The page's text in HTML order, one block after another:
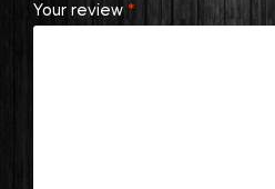
Your review *